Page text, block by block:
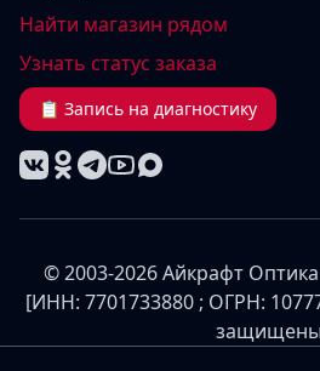
Найти магазин рядом
Узнать статус заказа
📋 Запись на диагностику
© 2003-2026 Айкрафт
[ИНН: 7701733880 ; ОГРН: